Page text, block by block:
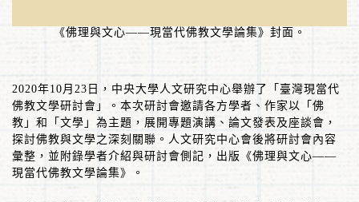
《佛理與文心——現當代佛教文學論集》封面。
2020年10月 23 日，中央大學人文研究中心舉辦了「臺灣現當代
佛教文學研討會」。本次研討會邀請各方學者、作家以「佛
教」和「文學」為主題，展開專題演講、論文發表及座談會，
探討佛教與文學之深刻關聯。人文研究中心會後將研討會內容
彙整，並附錄學者介紹與研討會側記，出版《佛理與文心——
現當代佛教文學論集》。